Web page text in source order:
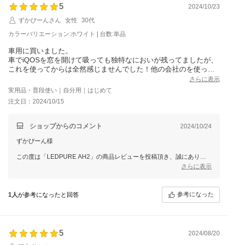
しますので
ぜひ次回のご注文時にご利用くださいませ。
ありがとうございました。
5
2024/10/23
ずかびーんさん
女性
30代
カラーバリエーション:ホワイト | 台数:単品
車用に買いました。
車でiQOSを窓を開けて吸っても独特なにおいが残ってましたが、
これを使ってからは全然感じませんでした！他の会社のを使った
ことはないですがここのを選んで良かったなと思います。さらに表示
実用品・普段使い｜自分用｜はじめて
注文日：2024/10/15
ショップからのコメント 2024/10/24
ずかびーん様
この度は「LEDPURE AH2」の商品レビューを投稿頂き、誠にありが
ぜひ末永くご愛用いただき、もう一台もご検討いただけますと幸いで
ありがとうございました。
さらに表示
1人が参考になったと回答 参考になった
5
2024/08/20